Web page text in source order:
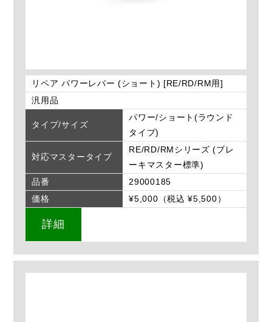
リペア パワーレバー (ショート) [RE/RD/RM用]
汎用品
タイプ/サイズ
パワー/ショート(ラウンド
タイプ)
対応マスタータイプ
RE/RD/RMシリーズ (ブレ
ーキマスター標準)
品番
29000185
価格
¥5,000（税込 ¥5,500）
詳細